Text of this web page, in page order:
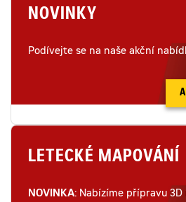
NOVINKY
Podívejte se na naše akční
LETECKÉ MAPOVÁNÍ
NOVINKA: Nabízíme přípravu